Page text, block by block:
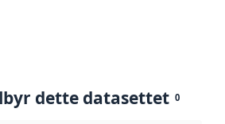
dette datasettet 0